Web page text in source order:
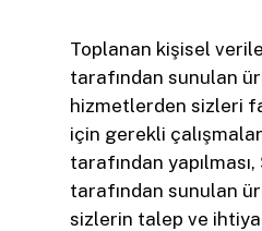
Toplanan kişisel
tarafından sunulan
hizmetlerden sizleri
için gerekli
tarafından
tarafından sunulan
sizlerin talep ve